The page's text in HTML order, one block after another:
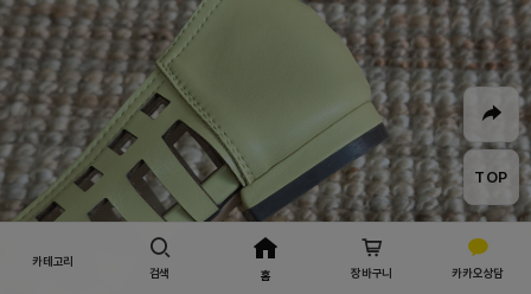
TOP
카테고리
검색
홈 장바구니 카카오상담